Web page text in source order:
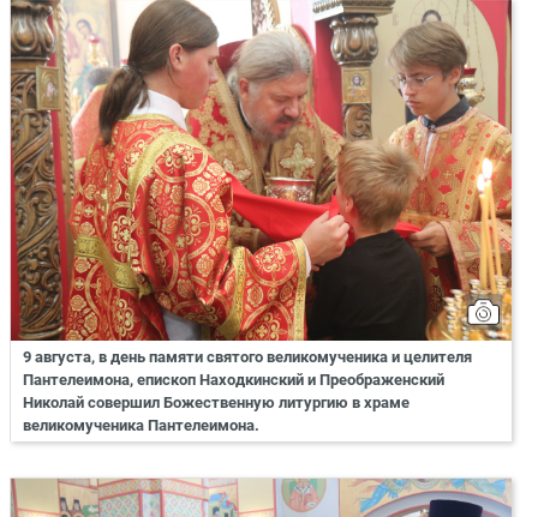
9 августа, в день памяти святого великомученика и целителя
Пантелеимона, епископ Находкинский и Преображенский
Николай совершил Божественную литургию в храме
великомученика Пантелеимона.